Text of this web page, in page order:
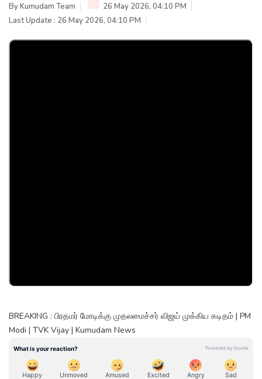
ByKumudam Team
26 May 2026, 04:10 PM
Last Update : 26 May 2026, 04:10 PM
BREAKING : பிரதமர் மோடிக்கு முதலமைச்சர் விஜய் முக்கிய கடிதம் | PM
Modi | TVK Vijay | Kumudam News